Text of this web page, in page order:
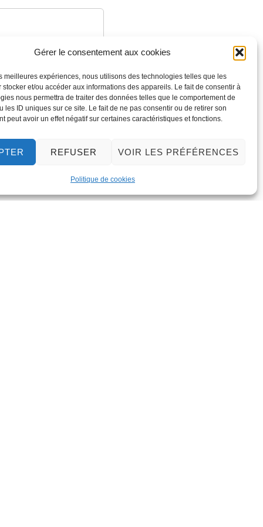
Gérer le consentement aux cookies
meilleures expériences, nous utilisons des technologies telles que les
stocker et/ou accéder aux informations des appareils. Le fait de consentir à
nous permettra de traiter des données telles que le comportement de
les ID uniques sur ce site. Le fait de ne pas consentir ou de retirer son
peut avoir un effet négatif sur certaines caractéristiques et fonctions.
REFUSER VOIR LES PRÉFÉRENCES
Politique de cookies